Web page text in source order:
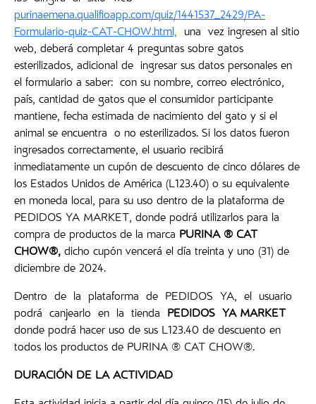
purinaemena.qualifioapp.com/quiz/1441537_2429/PA-
Formulario-quiz-CAT-CHOW.html, una vez ingresen al sitio
web, deberá completar 4 preguntas sobre gatos
esterilizados, adicional de ingresar sus datos personales en
el formulario a saber: con su nombre, correo electrónico,
país, cantidad de gatos que el consumidor participante
mantiene, fecha estimada de nacimiento del gato y si el
animal se encuentra o no esterilizados. Si los datos fueron
ingresados correctamente, el usuario recibirá
inmediatamente un cupón de descuento de cinco dólares de
los Estados Unidos de América (L123.40) o su equivalente
en moneda local, para su uso dentro de la plataforma de
PEDIDOS YA MARKET, donde podrá utilizarlos para la
compra de productos de la marca PURINA ® CAT
CHOW®, dicho cupón vencerá el día treinta y uno (31) de
diciembre de 2024.
Dentro de la plataforma de PEDIDOS YA, el usuario
podrá canjearlo en la tienda PEDIDOS YA MARKET
donde podrá hacer uso de sus L123.40 de descuento en
todos los productos de PURINA ® CAT CHOW®.
DURACIÓN DE LA ACTIVIDAD